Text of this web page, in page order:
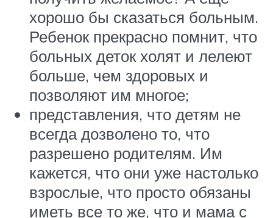
хорошо бы сказаться больным.
Ребенок прекрасно помнит, что
больных деток холят и лелеют
больше, чем здоровых и
позволяют им многое;
представления, что детям не
всегда дозволено то, что
разрешено родителям. Им
кажется, что они уже настолько
взрослые, что просто обязаны
иметь все то же, что и мама с